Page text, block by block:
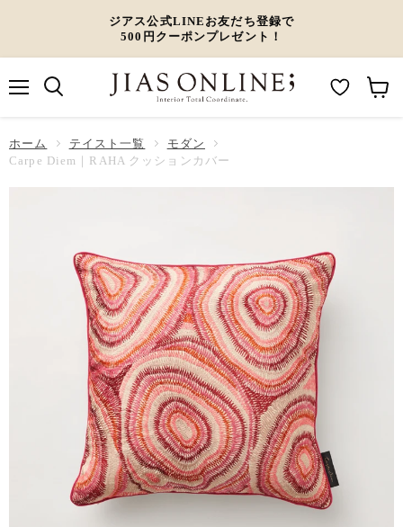
ジアス公式LINEお友だち登録で
500円クーポンプレゼント！
ー
l
i
を
ホーム テイスト一覧
モダン
Carpe Diem｜RAHA クッションカバー